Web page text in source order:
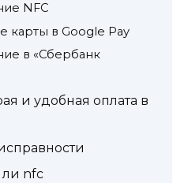
NFC
карты в Google Pay
в «Сбербанк
и удобная оплата в
ли nfc